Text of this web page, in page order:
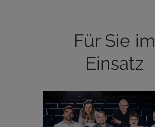
Für Sie im
Einsatz